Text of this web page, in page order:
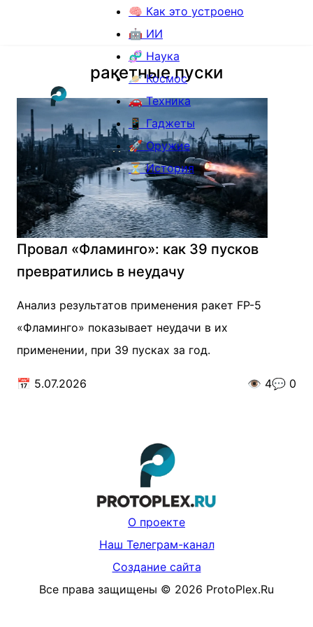
🧠 Как это устроено
🤖 ИИ
🧬 Наука
🪐 Космос
🚗 Техника
📱 Гаджеты
🚀 Оружие
⏳ История
ракетные пуски
Провал «Фламинго»: как 39 пусков
превратились в неудачу
Анализ результатов применения ракет FP-5
«Фламинго» показывает неудачи в их
применении, при 39 пусках за год.
📅 5.07.2026 👁️ 4💬 0
О проекте
Наш Телеграм-канал
Создание сайта
Все права защищены © 2026 ProtoPlex.Ru